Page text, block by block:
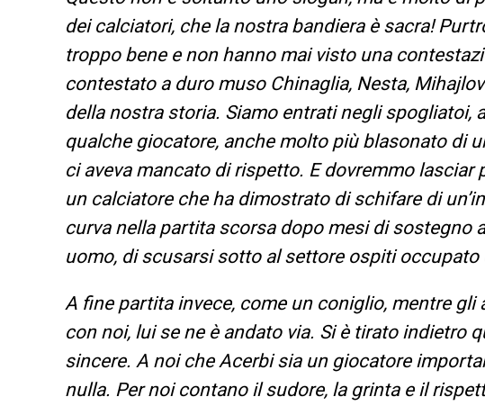
dei calciatori, che la nostra bandiera è sacra!
troppo bene e non hanno mai visto una
contestato a duro muso Chinaglia, Nesta,
della nostra storia. Siamo entrati negli spogliatoi,
qualche giocatore, anche molto più blasonato di
ci aveva mancato di rispetto. E dovremmo lasciar
un calciatore che ha dimostrato di schifare di
curva nella partita scorsa dopo mesi di sostegno
uomo, di scusarsi sotto al settore ospiti occupato
A fine partita invece, come un coniglio, mentre
con noi, lui se ne è andato via. Si è tirato indietro
sincere. A noi che Acerbi sia un giocatore
nulla. Per noi contano il sudore, la grinta e il